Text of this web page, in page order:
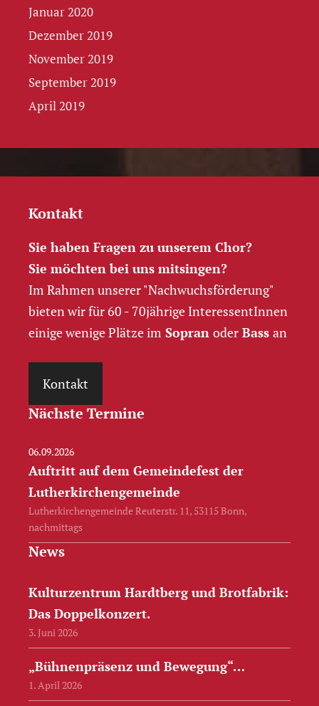
Januar 2020
Dezember 2019
November 2019
September 2019
April 2019
Kontakt
Sie haben Fragen zu unserem Chor?
Sie möchten bei uns mitsingen?
Im Rahmen unserer "Nachwuchs­förderung"
bieten wir für 60 - 70jährige InteressentInnen
einige wenige Plätze im Sopran oder Bass an
Kontakt
Nächste Termine
06.09.2026
Auftritt auf dem Gemeindefest der
Lutherkirchengemeinde
Lutherkirchengemeinde Reuterstr. 11, 53115 Bonn,
nachmittags
News
Kulturzentrum Hardtberg und Brotfabrik:
Das Doppelkonzert.
3. Juni 2026
„Bühnenpräsenz und Bewegung“…
1. April 2026